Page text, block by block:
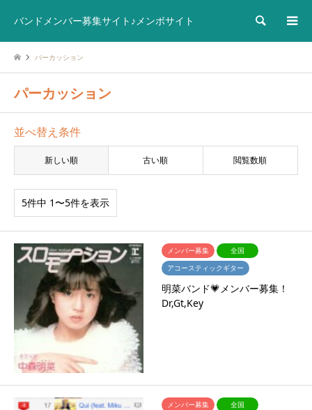
バンドメンバー募集サイト♪メンボサイト 検索
パーカッション
パーカッション
並べ替え条件
新しい順 古い順 閲覧数順
5件中 1〜5件を表示
メンバー募集
全国
アコースティックギター
明菜バンド💗メンバー募集！
Dr,Gt,Key
メンバー募集
全国